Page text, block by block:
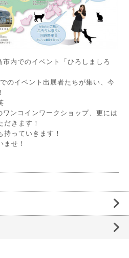
内でのイベント「ひろしましろ
のイベント出展者たちが集い、今
ンコインワークショップ、更には
きます！
っていきます！
せ！